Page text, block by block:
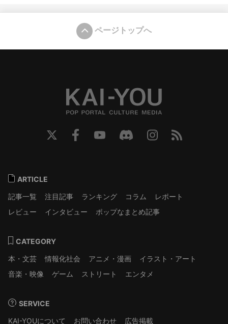
ページトップへ
ARTICLE
記事一覧
注目記事 ランキング コラム
レポート
レビュー
インタビュー ポップなまとめ記事
CATEGORY
本・文芸
情報化社会 アニメ・漫画
イラスト・アート
音楽・映像
ゲーム ストリート エンタメ
SERVICE
KAI-YOUについて
お問い合わせ 広告掲載